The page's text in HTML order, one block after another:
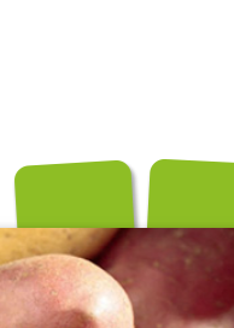
Nos variétésConditionnements